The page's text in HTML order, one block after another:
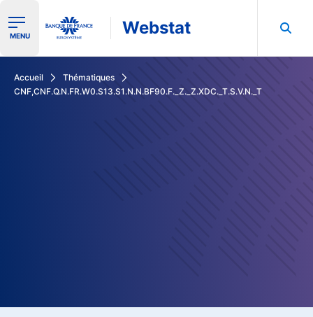
Ouvrir le menu de navigation
MENU Webstat
Accueil
Thématiques
CNF,CNF.Q.N.FR.W0.S13.S1.N.N.BF90.F._Z._Z.XDC._T.S.V.N._T